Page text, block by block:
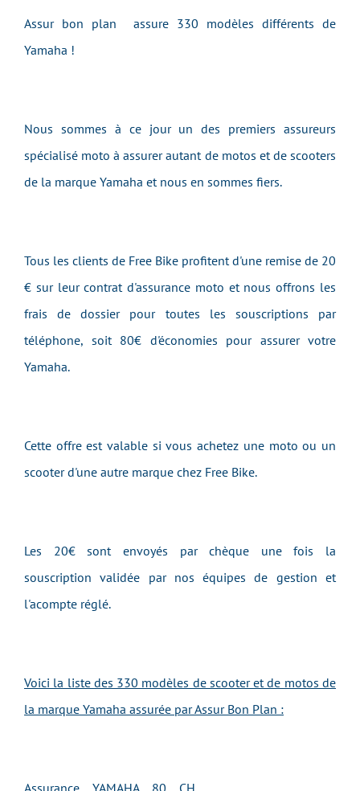
Assur bon plan assure 330 modèles différents de
Yamaha !
Nous sommes à ce jour un des premiers assureurs
spécialisé moto à assurer autant de motos et de scooters
de la marque Yamaha et nous en sommes fiers.
Tous les clients de Free Bike profitent d'une remise de 20
€ sur leur contrat d'assurance moto et nous offrons les
frais de dossier pour toutes les souscriptions par
téléphone, soit 80€ d'économies pour assurer votre
Yamaha.
Cette offre est valable si vous achetez une moto ou un
scooter d'une autre marque chez Free Bike.
Les 20€ sont envoyés par chèque une fois la
souscription validée par nos équipes de gestion et
l'acompte réglé.
Voici la liste des 330 modèles de scooter et de motos de
la marque Yamaha assurée par Assur Bon Plan :
Assurance YAMAHA 80 CH